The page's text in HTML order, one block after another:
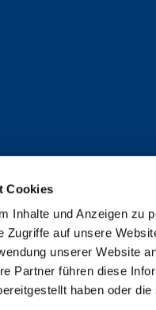
Cookies
Inhalte und Anzeigen zu
Zugriffe auf unsere
unserer Website
Partner führen diese
haben oder
Lichtenberg Berlin-Mitte ·